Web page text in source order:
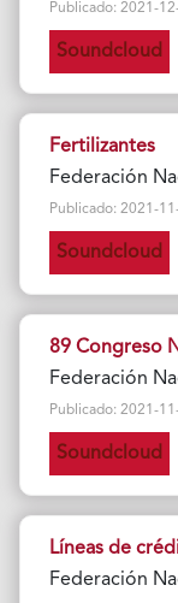
Publicado: 2021-
Soundcloud
Fertilizantes
Federación
Publicado: 2021-
Soundcloud
89 Congreso
Federación
Publicado: 2021-
Soundcloud
Líneas de
Federación